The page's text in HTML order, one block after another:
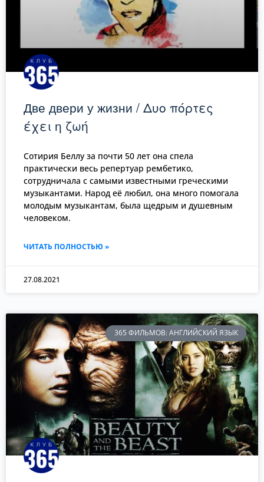
Две двери у жизни / Δυο πόρτες
έχει η ζωή
Сотирия Беллу за почти 50 лет она спела
практически весь репертуар рембетико,
сотрудничала с самыми известными греческими
музыкантами. Народ её любил, она много помогала
молодым музыкантам, была щедрым и душевным
человеком.
ЧИТАТЬ ПОЛНОСТЬЮ »
27.08.2021
365 ФИЛЬМОВ: АНГЛИЙСКИЙ ЯЗЫК